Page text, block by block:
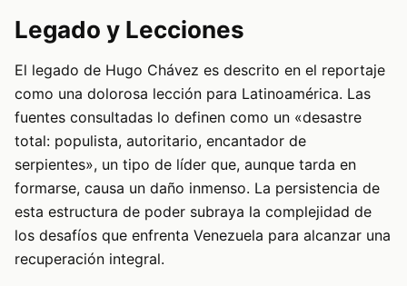
Legado y Lecciones
El legado de Hugo Chávez es descrito en el reportaje
como una dolorosa lección para Latinoamérica. Las
fuentes consultadas lo definen como un «desastre
total: populista, autoritario, encantador de
serpientes», un tipo de líder que, aunque tarda en
formarse, causa un daño inmenso. La persistencia de
esta estructura de poder subraya la complejidad de
los desafíos que enfrenta Venezuela para alcanzar una
recuperación integral.